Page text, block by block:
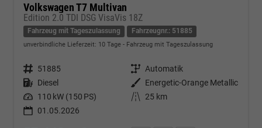
Volkswagen T7 Multivan
Edition 2.0 TDI DSG VisaVis 18Z
Fahrzeug mit Tageszulassung Fahrzeugnr.: 51885
unverbindliche Lieferzeit: 10 Tage Fahrzeug mit Tageszulassung
Fahrzeugnr. 51885 Getriebe Automatik
Kraftstoff Diesel Außenfarbe
Energetic-Orange Metallic
Leistung 110 kW (150 PS) Kilometerstand
25 km
01.05.2026